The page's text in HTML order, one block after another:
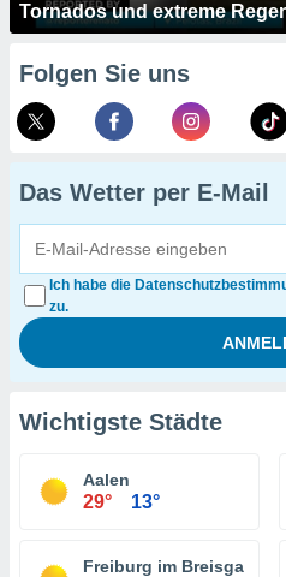
Tornados und extreme
Folgen Sie uns
Das Wetter per E-Mail
Ich habe die
zu.
Wichtigste Städte
Aalen
29° 13°
Freiburg im Breisgau